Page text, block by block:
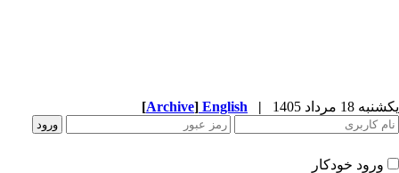
18 مرداد 1405 |
English
[Archive]
ورود خودکار